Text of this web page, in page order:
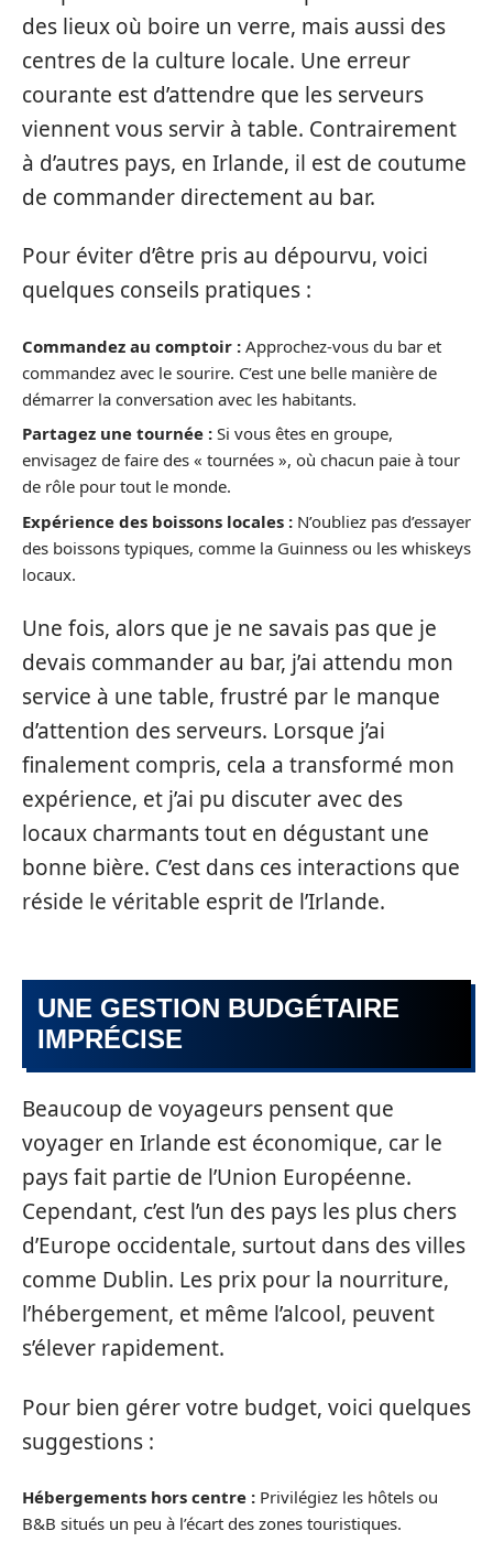
des lieux où boire un verre, mais aussi des
centres de la culture locale. Une erreur
courante est d’attendre que les serveurs
viennent vous servir à table. Contrairement
à d’autres pays, en Irlande, il est de coutume
de commander directement au bar.
Pour éviter d’être pris au dépourvu, voici
quelques conseils pratiques :
Commandez au comptoir : Approchez-vous du bar et
commandez avec le sourire. C’est une belle manière de
démarrer la conversation avec les habitants.
Partagez une tournée : Si vous êtes en groupe,
envisagez de faire des « tournées », où chacun paie à tour
de rôle pour tout le monde.
Expérience des boissons locales : N’oubliez pas d’essayer
des boissons typiques, comme la Guinness ou les whiskeys
locaux.
Une fois, alors que je ne savais pas que je
devais commander au bar, j’ai attendu mon
service à une table, frustré par le manque
d’attention des serveurs. Lorsque j’ai
finalement compris, cela a transformé mon
expérience, et j’ai pu discuter avec des
locaux charmants tout en dégustant une
bonne bière. C’est dans ces interactions que
réside le véritable esprit de l’Irlande.
UNE GESTION BUDGÉTAIRE
IMPRÉCISE
Beaucoup de voyageurs pensent que
voyager en Irlande est économique, car le
pays fait partie de l’Union Européenne.
Cependant, c’est l’un des pays les plus chers
d’Europe occidentale, surtout dans des villes
comme Dublin. Les prix pour la nourriture,
l’hébergement, et même l’alcool, peuvent
s’élever rapidement.
Pour bien gérer votre budget, voici quelques
suggestions :
Hébergements hors centre : Privilégiez les hôtels ou
B&B situés un peu à l’écart des zones touristiques.